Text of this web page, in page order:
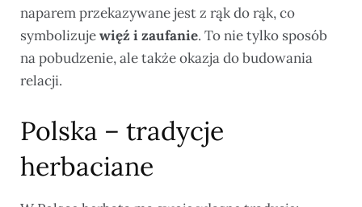
naparem przekazywane jest z rąk do rąk, co
symbolizujewięź i zaufanie. To nie tylko sposób
na pobudzenie, ale także okazja do budowania
relacji.
Polska – tradycje
herbaciane